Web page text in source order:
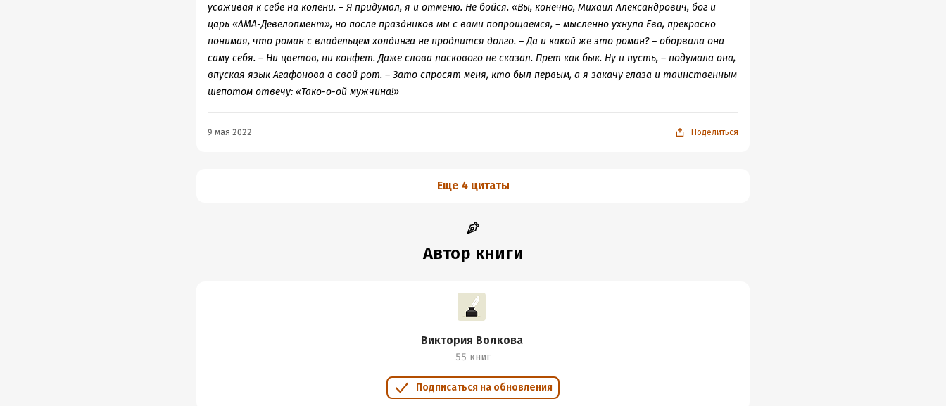
усаживая к себе на колени. – Я придумал, я и отменю. Не бойся. «Вы, конечно, Михаил Александрович, бог и
царь «АМА-Девелопмент», но после праздников мы с вами попрощаемся, – мысленно ухнула Ева, прекрасно
понимая, что роман с владельцем холдинга не продлится долго. – Да и какой же это роман? – оборвала она
саму себя. – Ни цветов, ни конфет. Даже слова ласкового не сказал. Прет как бык. Ну и пусть, – подумала она,
впуская язык Агафонова в свой рот. – Зато спросят меня, кто был первым, а я закачу глаза и таинственным
шепотом отвечу: «Тако-о-ой мужчина!»
9 мая 2022 Поделиться
Еще 4 цитаты
Автор книги
Виктория Волкова
55 книг
Подписаться на обновления